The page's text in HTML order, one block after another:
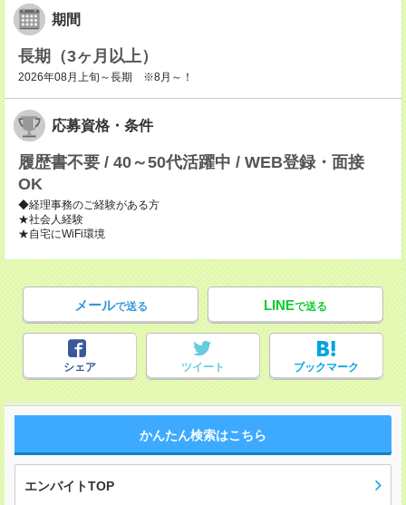
期間
長期（3ヶ月以上）
2026年08月上旬～長期 ※8月～！
応募資格・条件
履歴書不要 / 40～50代活躍中 / WEB登録・面接
OK
◆経理事務のご経験がある方
★社会人経験
★自宅にWiFi環境
メールで送る LINEで送る
シェア ツイート ブックマーク
かんたん検索はこちら
エンバイトTOP